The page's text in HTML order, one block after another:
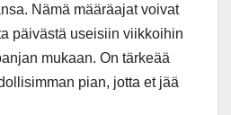
Nämä määräajat voivat
päivästä useisiin viikkoihin
mukaan. On tärkeää
pian, jotta et jää